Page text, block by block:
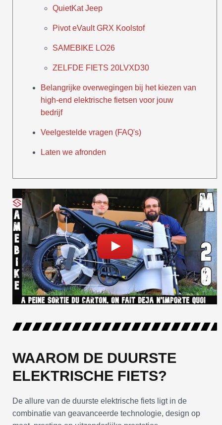
QuietKat Jeep
Pivot eVault GRX Koolstof
SAMEBIKE LO26
ZELFDE FIETS 20LVXD30
Belangrijke overwegingen bij het kiezen van
high-end elektrische fietsen voor jouw
bedrijf
Veelgestelde vragen (FAQ's)
Laten we afronden
WAAROM DE DUURSTE
ELEKTRISCHE FIETS?
De allure van de duurste elektrische fiets ligt in de
combinatie van geavanceerde technologie, design op